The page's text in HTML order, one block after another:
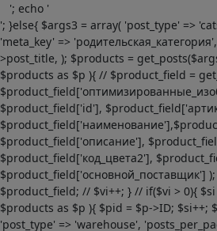
'; echo '
'; }else{ $args3 = array( 'post_type' =>
'meta_key' =>
>post_title, ); $products =
$products as $p ){ // $product_field =
$product_field['id'],
$product_field['описание'],
$product_field['код_цвета2'],
$product_field['основной_поставщик']
$product_field; // $vi++; } // if($vi > 0){
$products as $p ){ $pid = $p->ID; $si++;
'post_type' => 'warehouse',